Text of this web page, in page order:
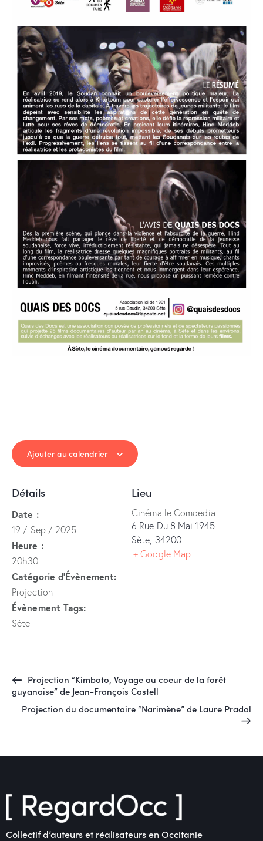
Ajouter au calendrier
Détails
Date :
19 / Sep / 2025
Heure :
20h30
Catégorie d’Évènement:
Projection
Évènement Tags:
Sète
Lieu
Cinéma le Comoedia
6 Rue Du 8 Mai 1945
Sète 34200
+ Google Map
Projection “Kimboto, Voyage au coeur de la forêt
guyanaise” de Jean-François Castell
Projection du documentaire “Narimène” de Laure Pradal
Collectif d’auteurs et réalisateurs en Occitanie